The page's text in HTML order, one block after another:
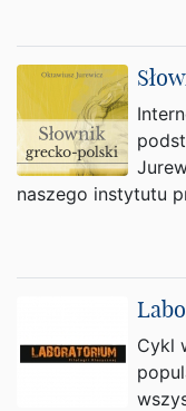
naszego instytutu
Cykl